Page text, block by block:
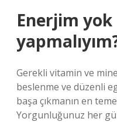
Enerjim
Gerekli vitamin ve
beslenme ve düzenli
başa çıkmanın en
Yorgunluğunuz her